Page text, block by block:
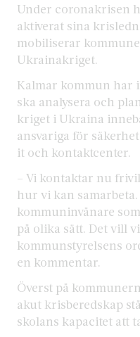
Under coronakrisen
aktiverat sina
mobiliserar
Ukrainakriget.
Kalmar kommun har
ska analysera och
kriget i Ukraina
ansvariga för
it och kontaktcenter.
– Vi kontaktar nu
hur vi kan
kommuninvånare
på olika sätt. Det vill
kommunstyrelsens
en kommentar.
Överst på
akut krisberedskap
skolans kapacitet att